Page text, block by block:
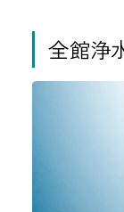
全館浄